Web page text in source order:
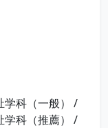
学科（一般） /
学科（推薦） /